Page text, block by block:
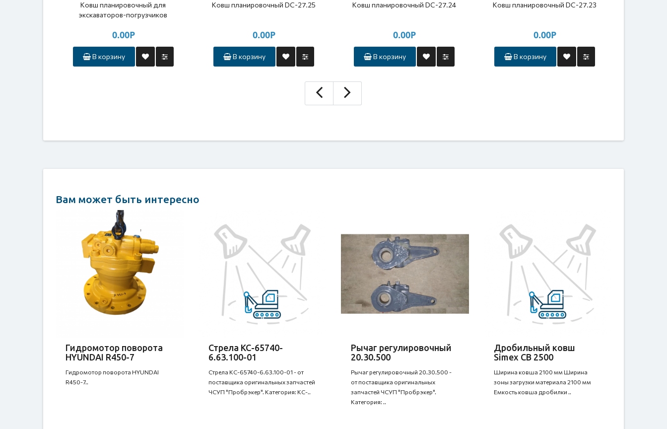
Ковш планировочный для
экскаваторов-погрузчиков
0.00Р
В корзину
Ковш планировочный DC-27.25
0.00Р
В корзину
Ковш планировочный DC-27.24
0.00Р
В корзину
Ковш планировочный DC-27.23
0.00Р
В корзину
Вам может быть интересно
Гидромотор поворота
HYUNDAI R450-7
Гидромотор поворота HYUNDAI
R450-7..
Стрела КС-65740-
6.63.100-01
Стрела КС-65740-6.63.100-01 - от
поставщика оригинальных запчастей
ЧСУП "Пробрэкер". Категория: КС-..
Рычаг регулировочный
20.30.500
Рычаг регулировочный 20.30.500 -
от поставщика оригинальных
запчастей ЧСУП "Пробрэкер".
Категория: ..
Дробильный ковш
Simex CB 2500
Ширина ковша 2100 мм Ширина
зоны загрузки материала 2100 мм
Емкость ковша дробилки ..